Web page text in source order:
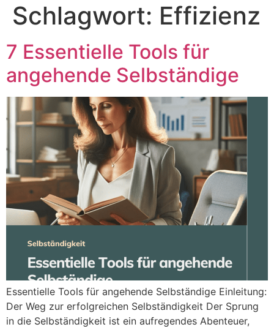
Schlagwort: Effizienz
7 Essentielle Tools für
angehende Selbständige
Essentielle Tools für angehende Selbständige Einleitung:
Der Weg zur erfolgreichen Selbständigkeit Der Sprung
in die Selbständigkeit ist ein aufregendes Abenteuer,